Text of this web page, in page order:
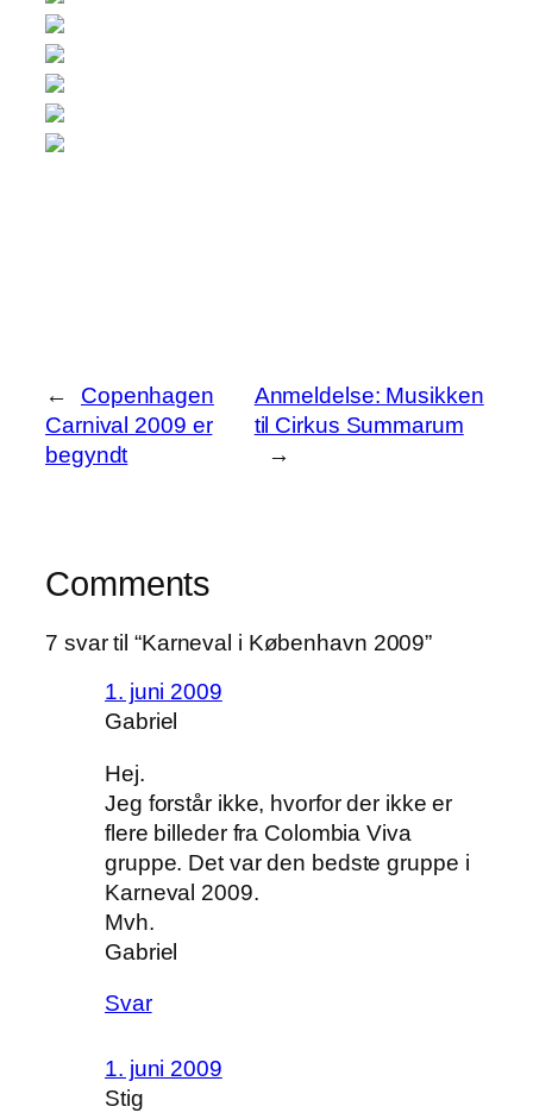
←
Copenhagen
Carnival 2009 er
begyndt
Anmeldelse: Musikken
til Cirkus Summarum
→
Comments
7 svar til “Karneval i København 2009”
1. juni 2009
Gabriel
Hej.
Jeg forstår ikke, hvorfor der ikke er
flere billeder fra Colombia Viva
gruppe. Det var den bedste gruppe i
Karneval 2009.
Mvh.
Gabriel
Svar
1. juni 2009
Stig